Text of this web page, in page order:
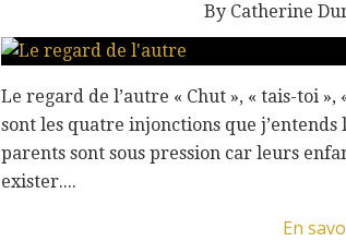
By Catherine
Le regard de l’autre « Chut », « tais-toi
sont les quatre injonctions que
parents sont sous pression car leurs
exister....
En